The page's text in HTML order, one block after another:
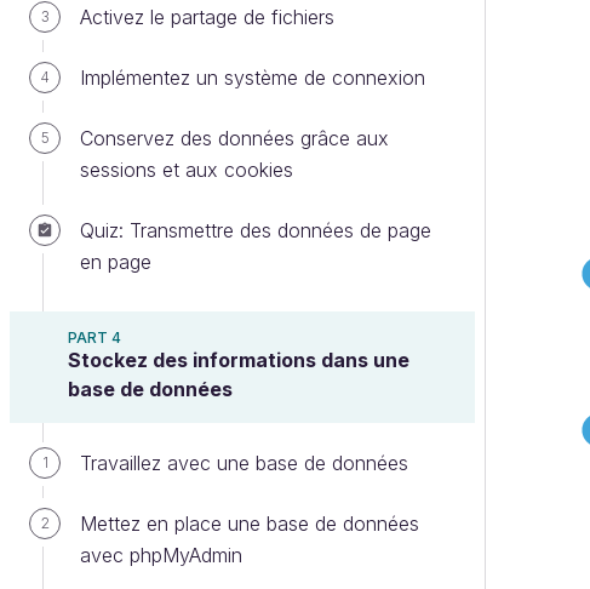
3 Activez le partage de fichiers
4 Implémentez un système de connexion
5
Conservez des données grâce aux
sessions et aux cookies
Quiz: Transmettre des données de page
en page
PART 4
Stockez des informations dans une
base de données
1 Travaillez avec une base de données
2
Mettez en place une base de données
avec phpMyAdmin